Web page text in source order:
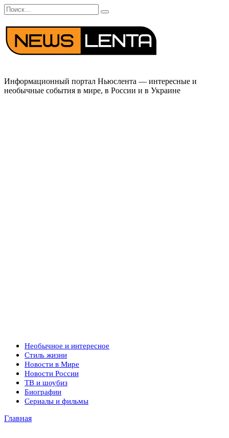
Перейти
к
содержанию
Search
for:
Информационный портал Ньюслента — интересные и
необычные события в мире, в России и в Украине
Необычное и интересное
Стиль жизни
Новости в Мире
Новости России
ТВ и шоубиз
Биографии
Сериалы и фильмы
Главная